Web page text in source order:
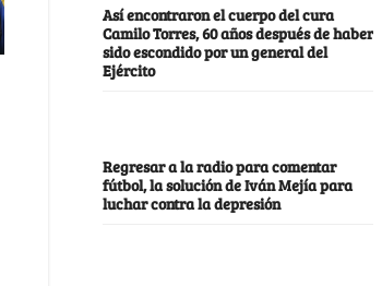
Así encontraron el cuerpo del cura
Camilo Torres, 60 años después de haber
sido escondido por un general del
Ejército
Regresar a la radio para comentar
fútbol, la solución de Iván Mejía para
luchar contra la depresión